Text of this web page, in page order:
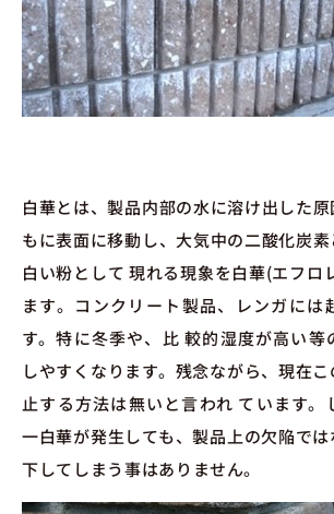
白華とは、製品内部の水に溶け出した
もに表面に移動し、大気中の二酸化炭
白い粉として 現れる現象を白華(エフロ
ます。コンクリート製品、レンガには
す。特に冬季や、比 較的湿度が高い等
しやすくなります。残念ながら、現在
止する方法は無いと言われ ています。
一白華が発生しても、製品上の欠陥で
下してしまう事はありません。